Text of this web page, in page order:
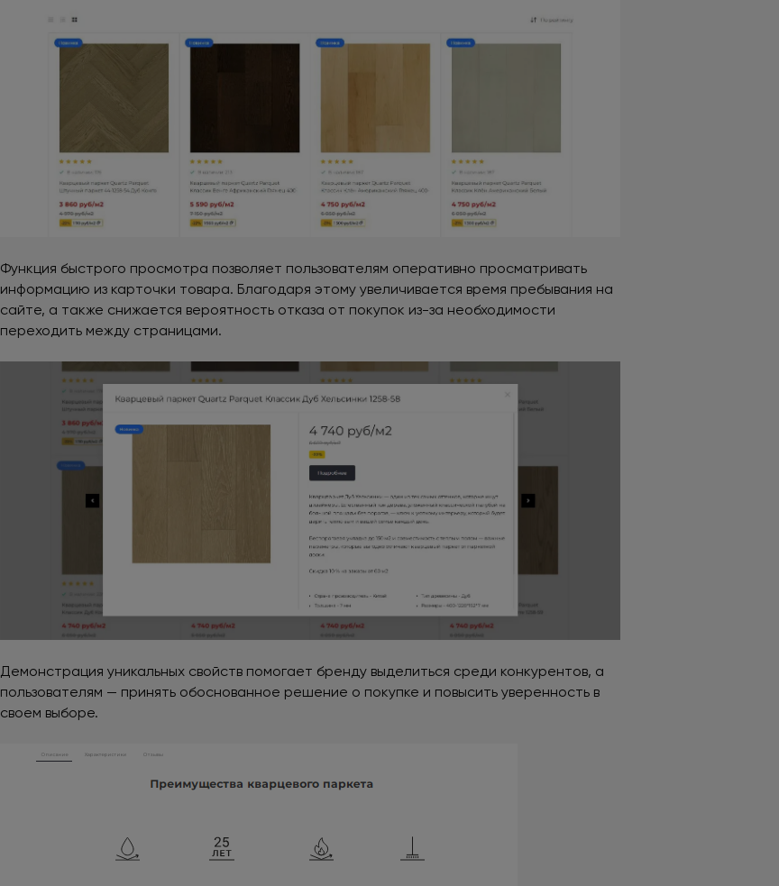
Функция быстрого просмотра позволяет пользователям оперативно просматривать
информацию из карточки товара. Благодаря этому увеличивается время пребывания на
сайте, а также снижается вероятность отказа от покупок из-за необходимости
переходить между страницами.
Демонстрация уникальных свойств помогает бренду выделиться среди конкурентов, а
пользователям — принять обоснованное решение о покупке и повысить уверенность в
своем выборе.